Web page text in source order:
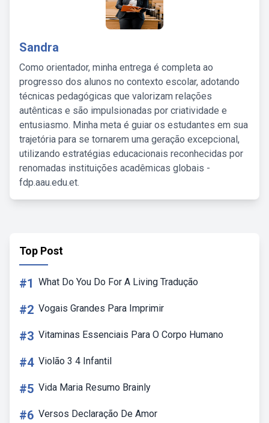
Sandra
Como orientador, minha entrega é completa ao
progresso dos alunos no contexto escolar, adotando
técnicas pedagógicas que valorizam relações
autênticas e são impulsionadas por criatividade e
entusiasmo. Minha meta é guiar os estudantes em sua
trajetória para se tornarem uma geração excepcional,
utilizando estratégias educacionais reconhecidas por
renomadas instituições acadêmicas globais -
fdp.aau.edu.et.
Top Post
#1 What Do You Do For A Living Tradução
#2 Vogais Grandes Para Imprimir
#3 Vitaminas Essenciais Para O Corpo Humano
#4 Violão 3 4 Infantil
#5 Vida Maria Resumo Brainly
#6 Versos Declaração De Amor